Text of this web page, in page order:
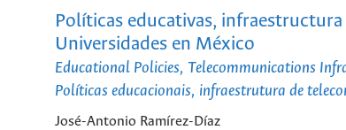
Políticas educativas,
Universidades en México
Educational Policies, Telecommunications
Políticas educacionais, infraestrutura de
José-Antonio Ramírez-Díaz